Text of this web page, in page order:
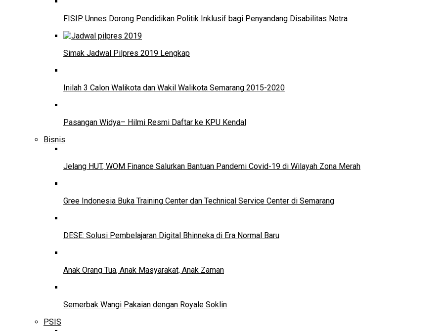
FISIP Unnes Dorong Pendidikan Politik Inklusif bagi Penyandang Disabilitas Netra
Simak Jadwal Pilpres 2019 Lengkap
Inilah 3 Calon Walikota dan Wakil Walikota Semarang 2015-2020
Pasangan Widya– Hilmi Resmi Daftar ke KPU Kendal
Bisnis
Jelang HUT, WOM Finance Salurkan Bantuan Pandemi Covid-19 di Wilayah Zona Merah
Gree Indonesia Buka Training Center dan Technical Service Center di Semarang
DESE: Solusi Pembelajaran Digital Bhinneka di Era Normal Baru
Anak Orang Tua, Anak Masyarakat, Anak Zaman
Semerbak Wangi Pakaian dengan Royale Soklin
PSIS